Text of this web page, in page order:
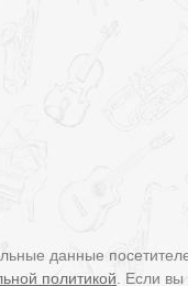
данные
политикой. Если вы